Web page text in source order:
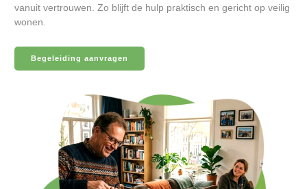
vanuit vertrouwen. Zo blijft de hulp praktisch en gericht op veilig
wonen.
Begeleiding aanvragen